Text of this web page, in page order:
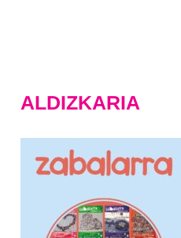
ALDIZKARIA